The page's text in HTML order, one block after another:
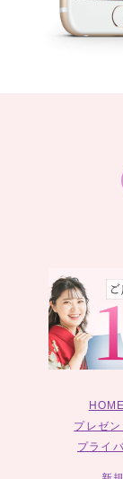
HOME
プレゼ
プライ